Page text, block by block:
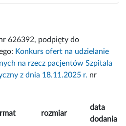
626392, podpięty do
Konkurs ofert na udzielanie
na rzecz pacjentów Szpitala
z dnia 18.11.2025 r. nr
rozmiar
data
dodania